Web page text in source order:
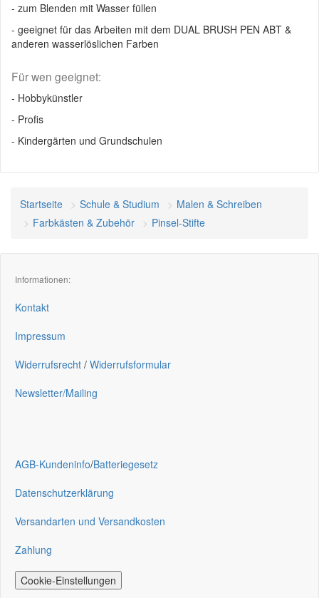
- zum Blenden mit Wasser füllen
- geeignet für das Arbeiten mit dem DUAL BRUSH PEN ABT &
anderen wasserlöslichen Farben
Für wen geeignet:
- Hobbykünstler
- Profis
- Kindergärten und Grundschulen
Startseite Schule & Studium
Malen & Schreiben
Farbkästen & Zubehör
Pinsel-Stifte
Informationen:
Kontakt
Impressum
Widerrufsrecht / Widerrufsformular
Newsletter/Mailing
AGB-Kundeninfo/Batteriegesetz
Datenschutzerklärung
Versandarten und Versandkosten
Zahlung
Cookie-Einstellungen